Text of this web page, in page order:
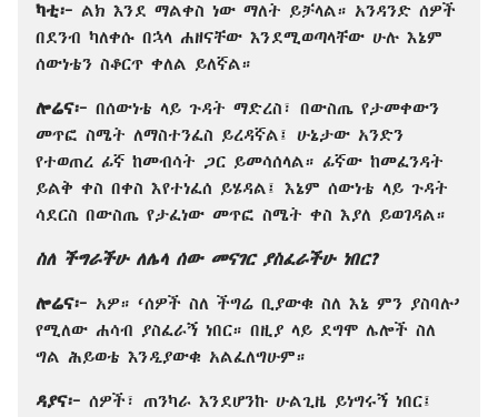
ካቲ፦ ልክ እንደ ማልቀስ ነው ማለት ይቻላል። አንዳንድ ሰዎች
በደንብ ካለቀሱ በኋላ ሐዘናቸው እንደሚወጣላቸው ሁሉ እኔም
ሰውነቴን ስቆርጥ ቀለል ይለኛል።
ሎሬና፦ በሰውነቴ ላይ ጉዳት ማድረስ፣ በውስጤ የታመቀውን
መጥፎ ስሜት ለማስተንፈስ ይረዳኛል፤ ሁኔታው አንድን
የተወጠረ ፊኛ ከመብሳት ጋር ይመሳሰላል። ፊኛው ከመፈንዳት
ይልቅ ቀስ በቀስ እየተነፈሰ ይሄዳል፤ እኔም ሰውነቴ ላይ ጉዳት
ሳደርስ በውስጤ የታፈነው መጥፎ ስሜት ቀስ እያለ ይወገዳል።
ስለ ችግራችሁ ለሌላ ሰው መናገር ያስፈራችሁ ነበር?
ሎሬና፦ አዎ። ‘ሰዎች ስለ ችግሬ ቢያውቁ ስለ እኔ ምን ያስባሉ’
የሚለው ሐሳብ ያስፈራኝ ነበር። በዚያ ላይ ደግሞ ሌሎች ስለ
ግል ሕይወቴ እንዲያውቁ አልፈለግሁም።
ዳያና፦ ሰዎች፣ ጠንካራ እንደሆንኩ ሁልጊዜ ይነግሩኝ ነበር፤